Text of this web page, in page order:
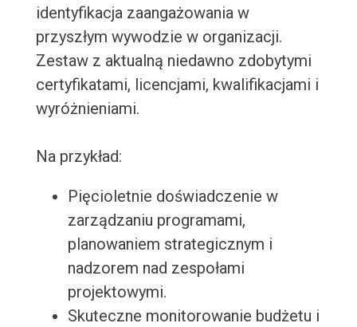
identyfikacja zaangażowania w
przyszłym wywodzie w organizacji.
Zestaw z aktualną niedawno zdobytymi
certyfikatami, licencjami, kwalifikacjami i
wyróżnieniami.
Na przykład:
Pięcioletnie doświadczenie w
zarządzaniu programami,
planowaniem strategicznym i
nadzorem nad zespołami
projektowymi.
Skuteczne monitorowanie budżetu i